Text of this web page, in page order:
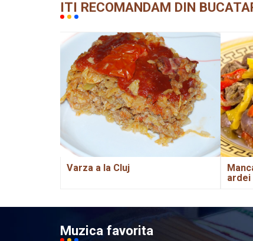
ITI RECOMANDAM DIN
Varza a la Cluj
ardei
Muzica favorita